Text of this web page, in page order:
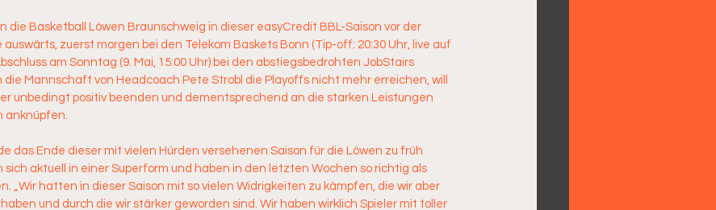
die Basketball Löwen Braunschweig in dieser easyCredit BBL-Saison vor der
zuerst morgen bei den Telekom Baskets Bonn (Tip-off: 20:30 Uhr, live auf
am Sonntag (9. Mai, 15:00 Uhr) bei den abstiegsbedrohten JobStairs
die Mannschaft von Headcoach Pete Strobl die Playoffs nicht mehr erreichen, will
unbedingt positiv beenden und dementsprechend an die starken Leistungen
anknüpfen.
das Ende dieser mit vielen Hürden versehenen Saison für die Löwen zu früh
sich aktuell in einer Superform und haben in den letzten Wochen so richtig als
„Wir hatten in dieser Saison mit so vielen Widrigkeiten zu kämpfen, die wir aber
und durch die wir stärker geworden sind. Wir haben wirklich Spieler mit toller